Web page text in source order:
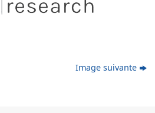
Image suivante